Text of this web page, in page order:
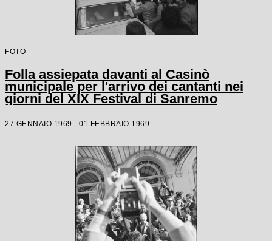
FOTO
Folla assiepata davanti al Casinò
municipale per l'arrivo dei cantanti nei
giorni del XIX Festival di Sanremo
27 GENNAIO 1969 - 01 FEBBRAIO 1969